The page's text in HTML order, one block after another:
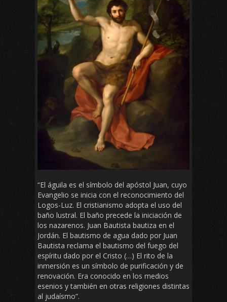
“El águila es el símbolo del apóstol Juan, cuyo
Evangelio se inicia con el reconocimiento del
Logos-Luz. El cristianismo adopta el uso del
baño lustral. El baño precede la iniciación de
los nazarenos. Juan Bautista bautiza en el
Jordán. El bautismo de agua dado por Juan
Bautista reclama el bautismo del fuego del
espíritu dado por el Cristo (…) El rito de la
inmersión es un símbolo de purificación y de
renovación. Era conocido en los medios
esenios y también en otras religiones distintas
al judaísmo”.